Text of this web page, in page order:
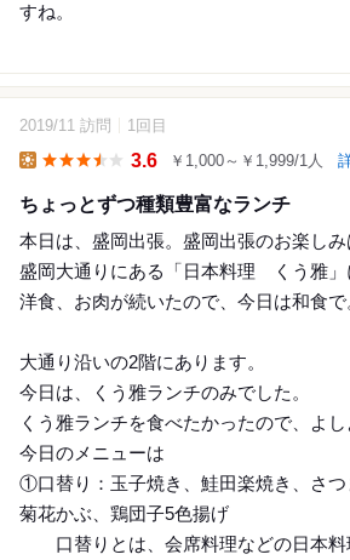
すね。
13
2019/11 訪問 1回目
3.6 ￥1,000～￥1,999/1人
ちょっとずつ種類豊富なランチ
本日は、盛岡出張。盛岡出張のお楽しみ
盛岡大通りにある「日本料理 くう雅」
洋食、お肉が続いたので、今日は和食で
大通り沿いの2階にあります。
今日は、くう雅ランチのみでした。
くう雅ランチを食べたかったので、よし
今日のメニューは
①口替り：玉子焼き、鮭田楽焼き、さつ
菊花かぶ、鶏団子5色揚げ
口替りとは、会席料理などの日本料